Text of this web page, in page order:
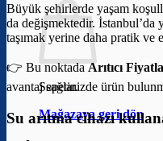
Sepetinizde ürün
Mağazaya geri dön
Büyük şehirlerde yaşam
da değişmektedir. İstanbul’da
taşımak yerine daha pratik
👉 Bu noktadaArıtıcı
avantaj sağlar.
Su arıtma cihazı